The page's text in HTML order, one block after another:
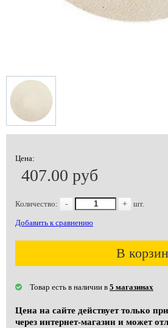
Цена:
407.00 руб
Количество: - + шт.
Добавить к сравнению
В
Товар есть в наличии в 5 магазинах
Цена на сайте действует только
через интернет-магазин и может